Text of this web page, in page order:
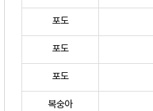
포도
포도
포도
복숭아